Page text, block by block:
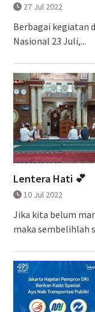
27 Jul 2022
Berbagai kegiatan
Nasional 23 Juli,...
Lentera Hati 💕
10 Jul 2022
Jika kita belum
maka sembelihlah